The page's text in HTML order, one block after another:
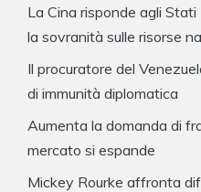
La Cina risponde agli Stati
la sovranità sulle risorse
Il procuratore del
di immunità diplomatica
Aumenta la domanda di
mercato si espande
Mickey Rourke affronta